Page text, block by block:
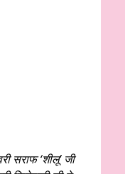
सराफ ‘शीलू’ जी